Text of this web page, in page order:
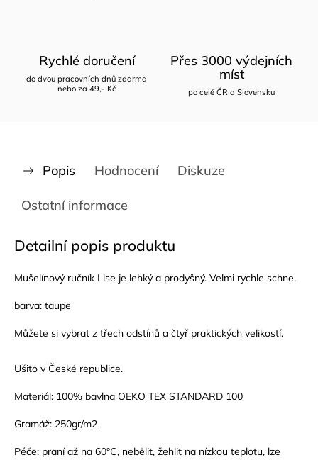
Rychlé doručení
do dvou pracovních dnů zdarma
nebo za 49,- Kč
Přes 3000 výdejních
míst
po celé ČR a Slovensku
Popis Hodnocení Diskuze
Ostatní informace
Detailní popis produktu
Mušelínový ručník Lise je lehký a prodyšný. Velmi rychle schne.
barva: taupe
Můžete si vybrat z třech odstínů a čtyř praktických velikostí.
Ušito v České republice.
Materiál: 100% bavlna OEKO TEX STANDARD 100
Gramáž: 250gr/m2
Péče: praní až na 60°C, nebělit, žehlit na nízkou teplotu, lze